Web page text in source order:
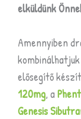
elküldünk
Amennyiben
elősegítő
120mg, a
Genesis